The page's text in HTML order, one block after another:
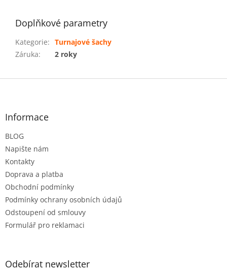
Doplňkové parametry
Kategorie: Turnajové šachy
Záruka: 2 roky
Z
Informace
BLOG
Napište nám
Kontakty
Doprava a platba
Obchodní podmínky
Podmínky ochrany osobních údajů
Odstoupení od smlouvy
Formulář pro reklamaci
Odebírat newsletter